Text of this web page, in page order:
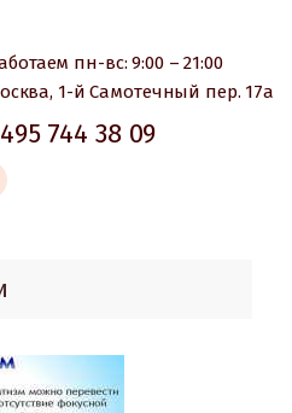
пн-вс: 9:00 – 21:00
1-й Самотечный пер. 17а
744 38 09